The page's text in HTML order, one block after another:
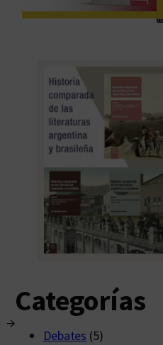
→
Categorías
Debates (5)